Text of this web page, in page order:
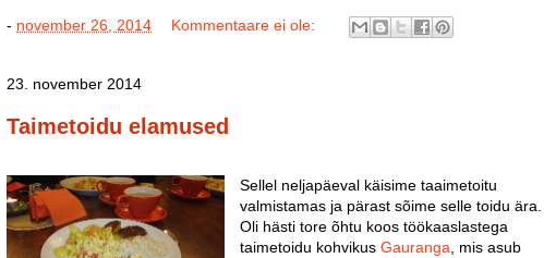
- november 26, 2014 Kommentaare ei ole:
23. november 2014
Taimetoidu elamused
Sellel neljapäeval käisime taaimetoitu
valmistamas ja pärast sõime selle toidu ära.
Oli hästi tore õhtu koos töökaaslastega
taimetoidu kohvikus Gauranga , mis asub